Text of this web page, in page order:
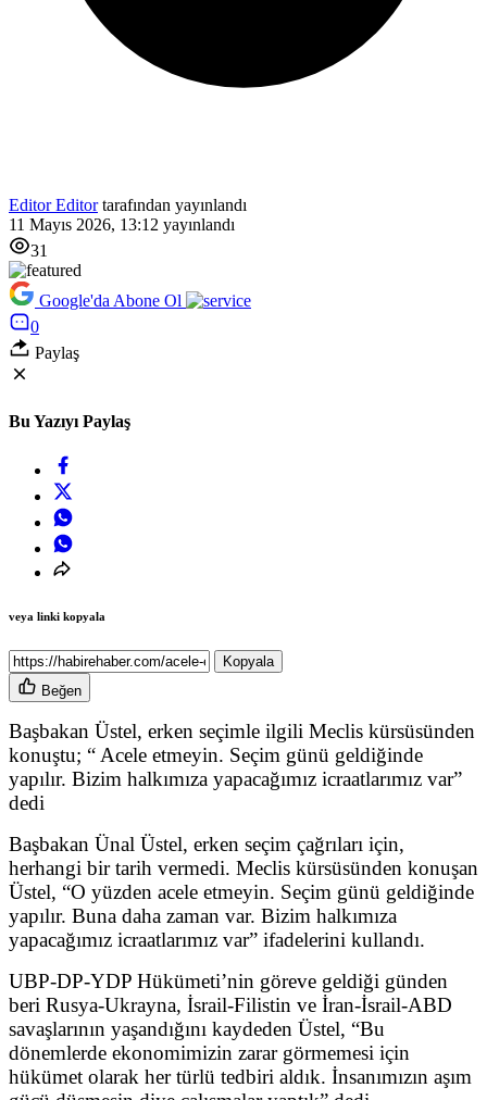
Editor Editortarafından yayınlandı
11 Mayıs 2026, 13:12 yayınlandı
31
Google'da Abone Ol
0
Paylaş
Bu Yazıyı Paylaş
veya linki kopyala
Kopyala
Beğen
Başbakan Üstel, erken seçimle ilgili Meclis kürsüsünden
konuştu; “ Acele etmeyin. Seçim günü geldiğinde
yapılır. Bizim halkımıza yapacağımız icraatlarımız var”
dedi
Başbakan Ünal Üstel, erken seçim çağrıları için,
herhangi bir tarih vermedi. Meclis kürsüsünden konuşan
Üstel, “O yüzden acele etmeyin. Seçim günü geldiğinde
yapılır. Buna daha zaman var. Bizim halkımıza
yapacağımız icraatlarımız var” ifadelerini kullandı.
UBP-DP-YDP Hükümeti’nin göreve geldiği günden
beri Rusya-Ukrayna, İsrail-Filistin ve İran-İsrail-ABD
savaşlarının yaşandığını kaydeden Üstel, “Bu
dönemlerde ekonomimizin zarar görmemesi için
hükümet olarak her türlü tedbiri aldık. İnsanımızın aşım